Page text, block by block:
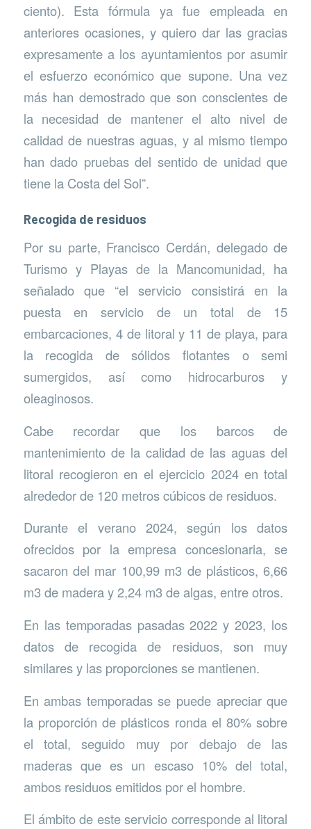
ciento). Esta fórmula ya fue empleada en
anteriores ocasiones, y quiero dar las gracias
expresamente a los ayuntamientos por asumir
el esfuerzo económico que supone. Una vez
más han demostrado que son conscientes de
la necesidad de mantener el alto nivel de
calidad de nuestras aguas, y al mismo tiempo
han dado pruebas del sentido de unidad que
tiene la Costa del Sol”.
Recogida de residuos
Por su parte, Francisco Cerdán, delegado de
Turismo y Playas de la Mancomunidad, ha
señalado que “el servicio consistirá en la
puesta en servicio de un total de 15
embarcaciones, 4 de litoral y 11 de playa, para
la recogida de sólidos flotantes o semi
sumergidos, así como hidrocarburos y
oleaginosos.
Cabe recordar que los barcos de
mantenimiento de la calidad de las aguas del
litoral recogieron en el ejercicio 2024 en total
alrededor de 120 metros cúbicos de residuos.
Durante el verano 2024, según los datos
ofrecidos por la empresa concesionaria, se
sacaron del mar 100,99 m3 de plásticos, 6,66
m3 de madera y 2,24 m3 de algas, entre otros.
En las temporadas pasadas 2022 y 2023, los
datos de recogida de residuos, son muy
similares y las proporciones se mantienen.
En ambas temporadas se puede apreciar que
la proporción de plásticos ronda el 80% sobre
el total, seguido muy por debajo de las
maderas que es un escaso 10% del total,
ambos residuos emitidos por el hombre.
El ámbito de este servicio corresponde al litoral